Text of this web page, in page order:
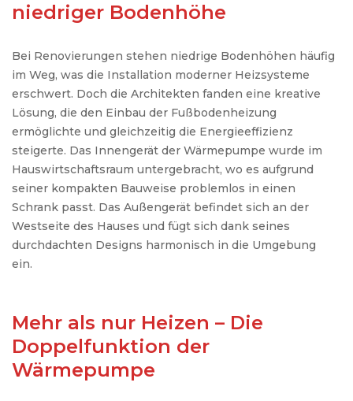
niedriger Bodenhöhe
Bei Renovierungen stehen niedrige Bodenhöhen häufig
im Weg, was die Installation moderner Heizsysteme
erschwert. Doch die Architekten fanden eine kreative
Lösung, die den Einbau der Fußbodenheizung
ermöglichte und gleichzeitig die Energieeffizienz
steigerte. Das Innengerät der Wärmepumpe wurde im
Hauswirtschaftsraum untergebracht, wo es aufgrund
seiner kompakten Bauweise problemlos in einen
Schrank passt. Das Außengerät befindet sich an der
Westseite des Hauses und fügt sich dank seines
durchdachten Designs harmonisch in die Umgebung
ein.
Mehr als nur Heizen – Die
Doppelfunktion der
Wärmepumpe